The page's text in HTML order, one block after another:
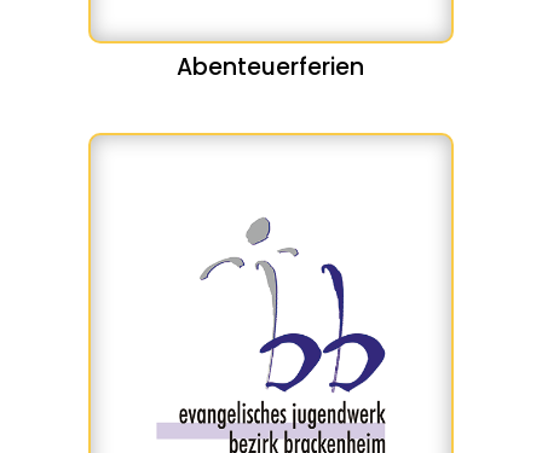
Abenteuerferien